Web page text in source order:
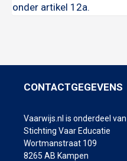
onder artikel 12a.
CONTACTGEGEVENS
Vaarwijs.nl is onderdeel van
Stichting Vaar Educatie
Wortmanstraat 109
8265 AB Kampen